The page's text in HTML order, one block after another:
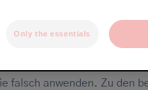
Dermokortikoide richtig
falsch anwenden. Zu den
Only the essentials